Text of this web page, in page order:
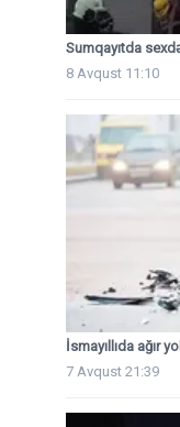
Sumqayıtda
8 Avqust 11:10
İsmayıllıda ağır
7 Avqust 21:39